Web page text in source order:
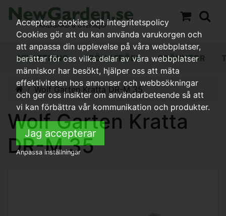
BEVATTNING FRÖN / FRÖER GRÖNYTOR
Wolf Garten Kratta DR-M 35
Wolf Garten Kratta
DR-M 35
Acceptera cookies och integritetspolicy
Cookies gör att du kan använda varukorgen och
att anpassa din upplevelse på våra webbplatser,
berättar för oss vilka delar av våra webbplatser
människor har besökt, hjälper oss att mäta
effektiviteten hos annonser och webbsökningar
och ger oss insikter om användarbeteende så att
vi kan förbättra vår kommunikation och produkter.
Jag accepterar
Anpassa inställningar